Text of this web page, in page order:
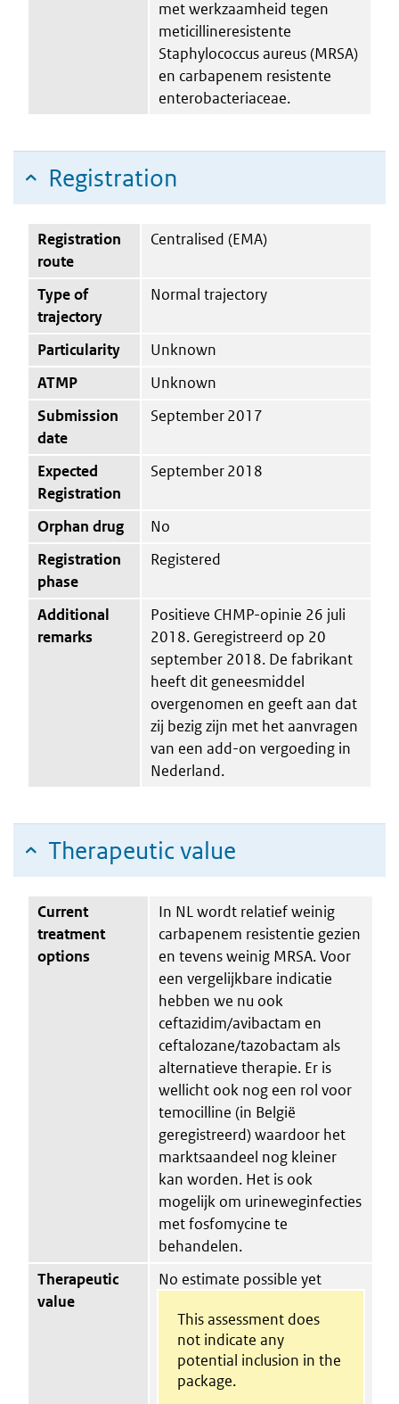
met werkzaamheid tegen
meticillineresistente
Staphylococcus aureus (MRSA)
en carbapenem resistente
enterobacteriaceae.
Registration
Registration
route
Centralised (EMA)
Type of
trajectory
Normal trajectory
Particularity
Unknown
ATMP
Unknown
Submission
date
September 2017
Expected
Registration
September 2018
Orphan drug
No
Registration
phase
Registered
Additional
remarks
Positieve CHMP-opinie 26 juli
2018. Geregistreerd op 20
september 2018. De fabrikant
heeft dit geneesmiddel
overgenomen en geeft aan dat
zij bezig zijn met het aanvragen
van een add-on vergoeding in
Nederland.
Therapeutic value
Current
treatment
options
In NL wordt relatief weinig
carbapenem resistentie gezien
en tevens weinig MRSA. Voor
een vergelijkbare indicatie
hebben we nu ook
ceftazidim/avibactam en
ceftalozane/tazobactam als
alternatieve therapie. Er is
wellicht ook nog een rol voor
temocilline (in België
geregistreerd) waardoor het
marktsaandeel nog kleiner
kan worden. Het is ook
mogelijk om urineweginfecties
met fosfomycine te
behandelen.
Therapeutic
value
No estimate possible yet
This assessment does
not indicate any
potential inclusion in the
package.